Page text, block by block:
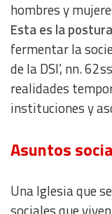
hombres y
Esta es la
fermentar la
de la DSI’, nn.
realidades
instituciones y
Asuntos
Una Iglesia que